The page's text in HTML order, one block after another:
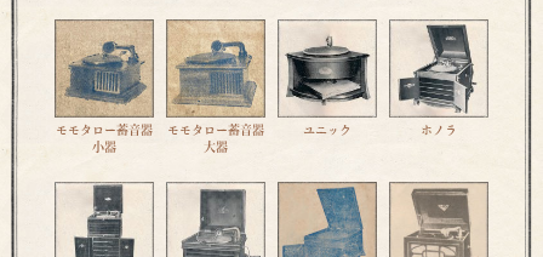
モモタロー蓄音器
小器
モモタロー蓄音器
大器
ユニック ホノラ